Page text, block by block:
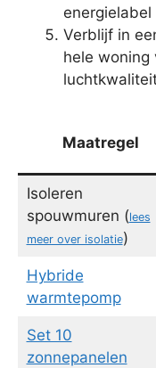
energielabel
Verblijf in
hele woning
Maatregel
Isoleren
spouwmuren (lees
meer over isolatie)
Hybride
warmtepomp
Set 10
zonnepanelen